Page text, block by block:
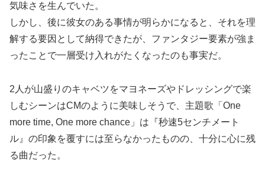
気味さを生んでいた。
しかし、後に彼女のある事情が明らかになると、それを理
解する要因として納得できたが、ファンタジー要素が強ま
ったことで一層受け入れがたくなったのも事実だ。
2人が山盛りのキャベツをマヨネーズやドレッシングで楽
しむシーンはCMのように美味しそうで、主題歌「One
more time, One more chance」は『秒速5センチメート
ル』の印象を覆すには至らなかったものの、十分に心に残
る曲だった。